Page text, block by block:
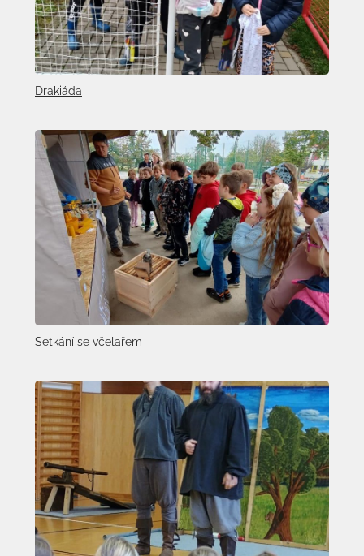
Drakiáda
Setkání se včelařem